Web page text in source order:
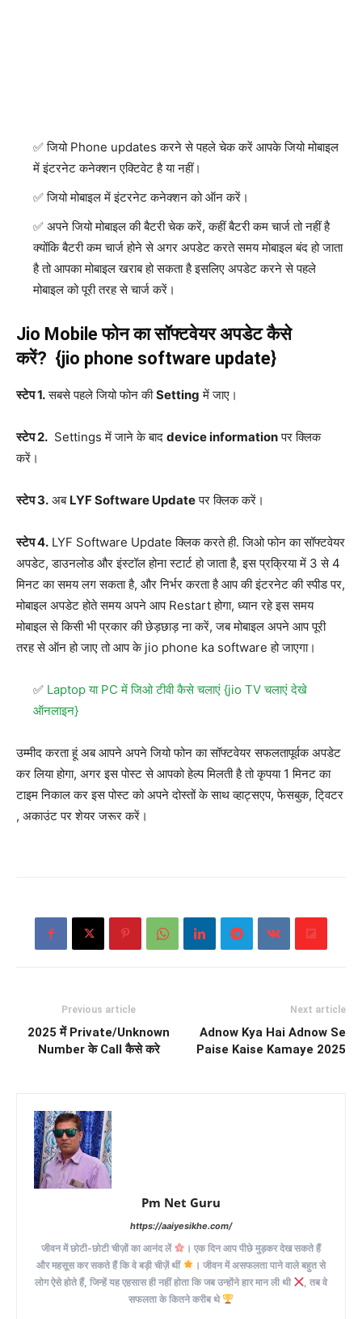
जियो Phone updates करने से पहले चेक करें आपके जियो मोबाइल
में इंटरनेट कनेक्शन एक्टिवेट है या नहीं।
जियो मोबाइल में इंटरनेट कनेक्शन को ऑन करें।
अपने जियो मोबाइल की बैटरी चेक करें, कहीं बैटरी कम चार्ज तो नहीं है
क्योंकि बैटरी कम चार्ज होने से अगर अपडेट करते समय मोबाइल बंद हो जाता
है तो आपका मोबाइल खराब हो सकता है इसलिए अपडेट करने से पहले
मोबाइल को पूरी तरह से चार्ज करें।
Jio Mobile फोन का सॉफ्टवेयर अपडेट कैसे
करें? {jio phone software update}
स्टेप 1.सबसे पहले जियो फोन कीSetting में जाए।
स्टेप 2. Settings में जाने के बाद device informationपर क्लिक
करें।
स्टेप 3. अब LYF Software Updateपर क्लिक करें।
स्टेप 4. LYF Software Update क्लिक करते ही. जिओ फोन का सॉफ्टवेयर
अपडेट, डाउनलोड और इंस्टॉल होना स्टार्ट हो जाता है, इस प्रक्रिया में 3 से 4
मिनट का समय लग सकता है, और निर्भर करता है आप की इंटरनेट की स्पीड पर,
मोबाइल अपडेट होते समय अपने आप Restart होगा, ध्यान रहे इस समय
मोबाइल से किसी भी प्रकार की छेड़छाड़ ना करें, जब मोबाइल अपने आप पूरी
तरह से ऑन हो जाए तो आप के jio phone ka software हो जाएगा।
Laptop या PC में जिओ टीवी कैसे चलाएं {jio TV चलाएं देखे
ऑनलाइन}
उम्मीद करता हूं अब आपने अपने जियो फोन का सॉफ्टवेयर सफलतापूर्वक अपडेट
कर लिया होगा, अगर इस पोस्ट से आपको हेल्प मिलती है तो कृपया 1 मिनट का
टाइम निकाल कर इस पोस्ट को अपने दोस्तों के साथ व्हाट्सएप, फेसबुक, टि्वटर
, अकाउंट पर शेयर जरूर करें।
Previous article
2025 में Private/Unknown
Number के Call कैसे करे
Next article
Adnow Kya Hai Adnow Se
Paise Kaise Kamaye 2025
Pm Net Guru
https://aaiyesikhe.com/
जीवन में छोटी-छोटी चीज़ों का आनंद लें
। एक दिन आप पीछे मुड़कर देख सकते हैं
और महसूस कर सकते हैं कि वे बड़ी चीज़ें थीं
। जीवन में असफलता पाने वाले बहुत से
लोग ऐसे होते हैं, जिन्हें यह एहसास ही नहीं होता कि जब उन्होंने हार मान ली थी
, तब वे
सफलता के कितने करीब थे